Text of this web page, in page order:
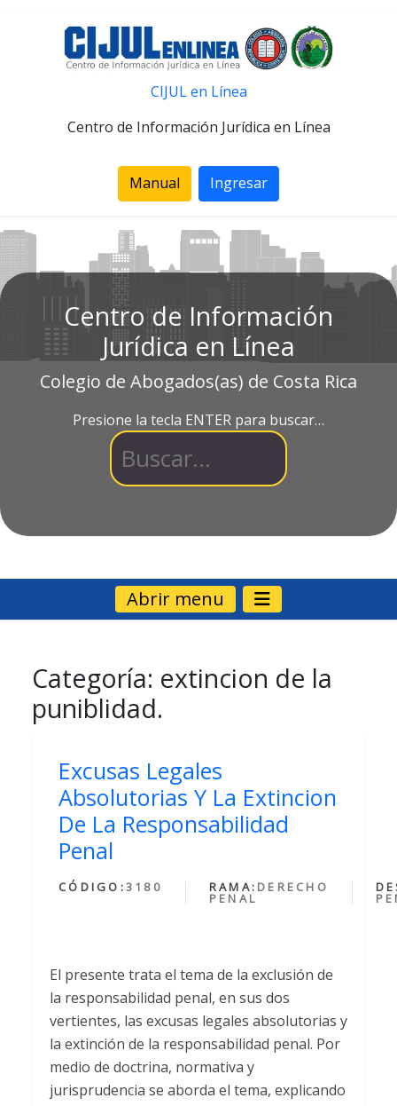
CIJUL en Línea
Centro de Información Jurídica en Línea
Manual Ingresar
Centro de Información
Jurídica en Línea
Colegio de Abogados(as) de Costa Rica
Presione la tecla ENTER para buscar…
Abrir menu
Categoría: extincion de la
puniblidad.
Excusas Legales
Absolutorias Y La Extincion
De La Responsabilidad
Penal
CÓDIGO:3180 RAMA: DERECHO
PENAL
El presente trata el tema de la exclusión de
la responsabilidad penal, en sus dos
vertientes, las excusas legales absolutorias y
la extinción de la responsabilidad penal. Por
medio de doctrina, normativa y
jurisprudencia se aborda el tema, explicando